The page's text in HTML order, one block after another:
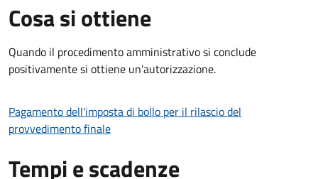
Cosa si ottiene
Quando il procedimento amministrativo si conclude
positivamente si ottiene un'autorizzazione.
Pagamento dell'imposta di bollo per il rilascio del
provvedimento finale
Tempi e scadenze